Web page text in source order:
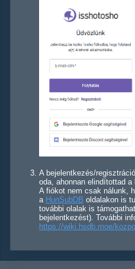
A bejelentkezés/
oda, ahonnan elindítottad a
A fiókot nem csak nálunk,
a HunSubDB oldalakon is
további olalak is
bejelentkezést). További
https://wiki.hsdb.moe/